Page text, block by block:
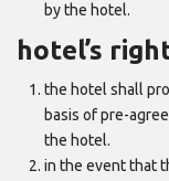
by the hotel.
hotel’s
the hotel shall
basis of pre-
the hotel.
in the event that